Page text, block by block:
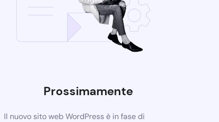
Prossimamente
Il nuovo sito web WordPress è in fase di